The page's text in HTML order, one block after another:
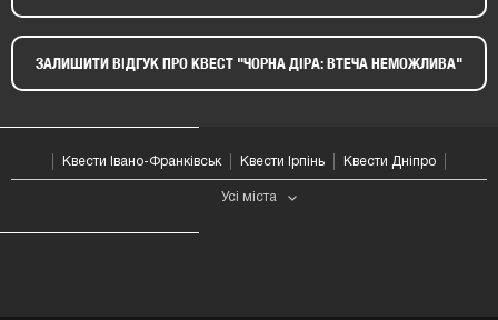
ЗАЛИШИТИ ВІДГУК ПРО КВЕСТ "ЧОРНА ДІРА: ВТЕЧА НЕМОЖЛИВА"​
Квести Івано-Франківськ Квести Ірпінь Квести Дніпро
Усі мiста